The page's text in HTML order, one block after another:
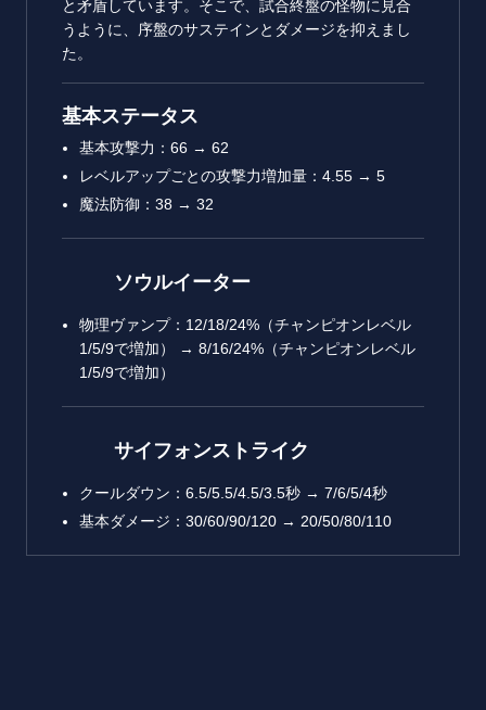
と矛盾しています。そこで、試合終盤の怪物に見合
うように、序盤のサステインとダメージを抑えまし
た。
基本ステータス
基本攻撃力：66 → 62
レベルアップごとの攻撃力増加量：4.55 → 5
魔法防御：38 → 32
ソウルイーター
物理ヴァンプ：12/18/24%（チャンピオンレベル
1/5/9で増加） → 8/16/24%（チャンピオンレベル
1/5/9で増加）
サイフォンストライク
クールダウン：6.5/5.5/4.5/3.5秒 → 7/6/5/4秒
基本ダメージ：30/60/90/120 → 20/50/80/110